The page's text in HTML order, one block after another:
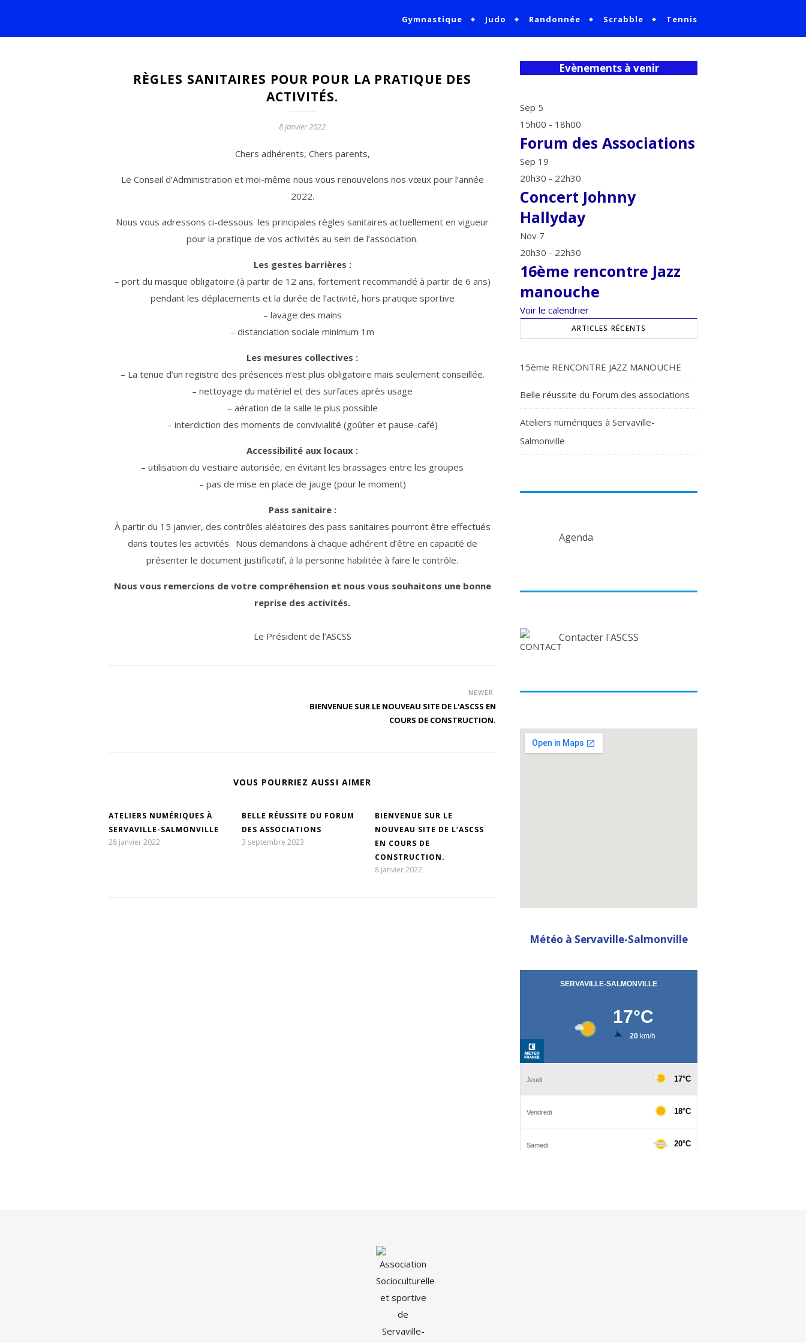
A.S.C.S.S.
Gymnastique Judo Randonnée Scrabble Tennis
RÈGLES SANITAIRES POUR POUR LA PRATIQUE DES
ACTIVITÉS.
8 janvier 2022
Chers adhérents, Chers parents,
Le Conseil d’Administration et moi-même nous vous renouvelons nos vœux pour l’année
2022.
Nous vous adressons ci-dessous les principales règles sanitaires actuellement en vigueur
pour la pratique de vos activités au sein de l’association.
Les gestes barrières :
– port du masque obligatoire (à partir de 12 ans, fortement recommandé à partir de 6 ans)
pendant les déplacements et la durée de l’activité, hors pratique sportive
– lavage des mains
– distanciation sociale minimum 1m
Les mesures collectives :
– La tenue d’un registre des présences n’est plus obligatoire mais seulement conseillée.
– nettoyage du matériel et des surfaces après usage
– aération de la salle le plus possible
– interdiction des moments de convivialité (goûter et pause-café)
Accessibilité aux locaux :
– utilisation du vestiaire autorisée, en évitant les brassages entre les groupes
– pas de mise en place de jauge (pour le moment)
Pass sanitaire :
À partir du 15 janvier, des contrôles aléatoires des pass sanitaires pourront être effectués
dans toutes les activités. Nous demandons à chaque adhérent d’être en capacité de
présenter le document justificatif, à la personne habilitée à faire le contrôle.
Nous vous remercions de votre compréhension et nous vous souhaitons une bonne
reprise des activités.
Le Président de l’ASCSS
NEWER
BIENVENUE SUR LE NOUVEAU SITE DE L'ASCSS EN
COURS DE CONSTRUCTION.
VOUS POURRIEZ AUSSI AIMER
ATELIERS NUMÉRIQUES À
SERVAVILLE-SALMONVILLE
28 janvier 2022
BELLE RÉUSSITE DU FORUM
DES ASSOCIATIONS
3 septembre 2023
BIENVENUE SUR LE
NOUVEAU SITE DE L’ASCSS
EN COURS DE
CONSTRUCTION.
8 janvier 2022
Evènements à venir
Sep 5
15h00 - 18h00
Forum des Associations
Sep 19
20h30 - 22h30
Concert Johnny
Hallyday
Nov 7
20h30 - 22h30
16ème rencontre Jazz
manouche
Voir le calendrier
ARTICLES RÉCENTS
15ème RENCONTRE JAZZ MANOUCHE
Belle réussite du Forum des associations
Ateliers numériques à Servaville-
Salmonville
Agenda
Contacter l'ASCSS
Météo à Servaville-Salmonville